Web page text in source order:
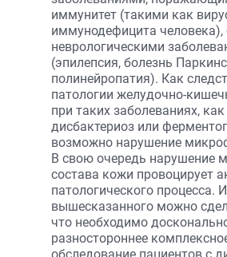
иммунитет (такими как
иммунодефицита человека),
неврологическими
(эпилепсия, болезнь
полинейропатия). Как
патологии желудочно-
при таких заболеваниях, как
дисбактериоз или
возможно нарушение
В свою очередь нарушение
состава кожи провоцирует
патологического процесса.
вышесказанного можно
что необходимо
разностороннее